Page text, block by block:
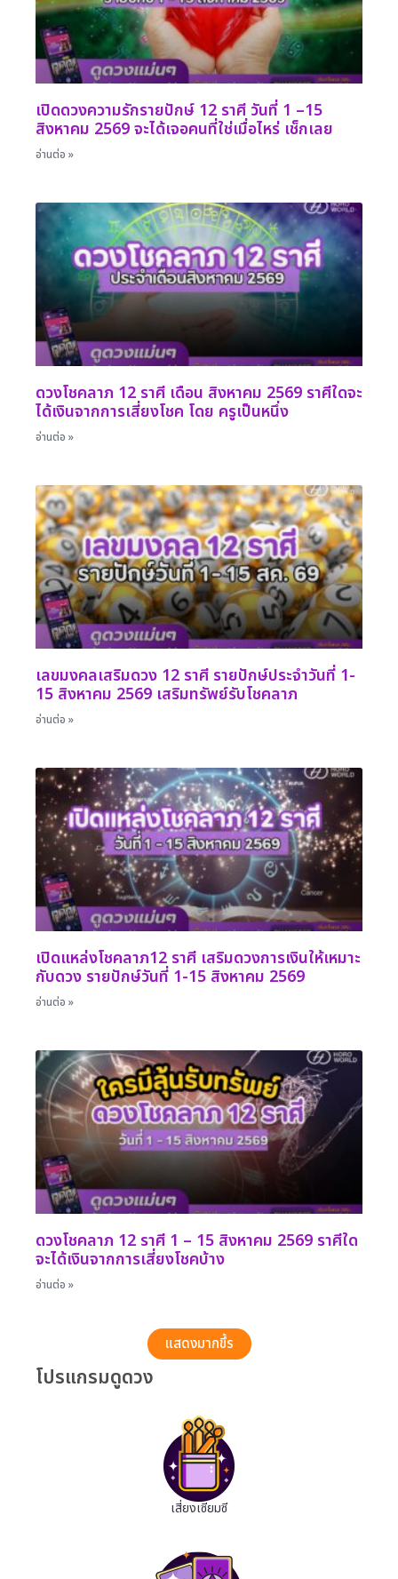
เปิดดวงความรักรายปักษ์ 12 ราศี วันที่ 1 –15
สิงหาคม 2569 จะได้เจอคนที่ใช่เมื่อไหร่ เช็กเลย
อ่านต่อ »
ดวงโชคลาภ 12 ราศี เดือน สิงหาคม 2569 ราศีใดจะ
ได้เงินจากการเสี่ยงโชค โดย ครูเป็นหนึ่ง
อ่านต่อ »
เลขมงคลเสริมดวง 12 ราศี รายปักษ์ประจำวันที่ 1-
15 สิงหาคม 2569 เสริมทรัพย์รับโชคลาภ
อ่านต่อ »
เปิดแหล่งโชคลาภ12 ราศี เสริมดวงการเงินให้เหมาะ
กับดวง รายปักษ์วันที่ 1-15 สิงหาคม 2569
อ่านต่อ »
ดวงโชคลาภ 12 ราศี 1 – 15 สิงหาคม 2569 ราศีใด
จะได้เงินจากการเสี่ยงโชคบ้าง
อ่านต่อ »
แสดงมากขึ้ร
โปรแกรมดูดวง
เสี่ยงเซียมซี